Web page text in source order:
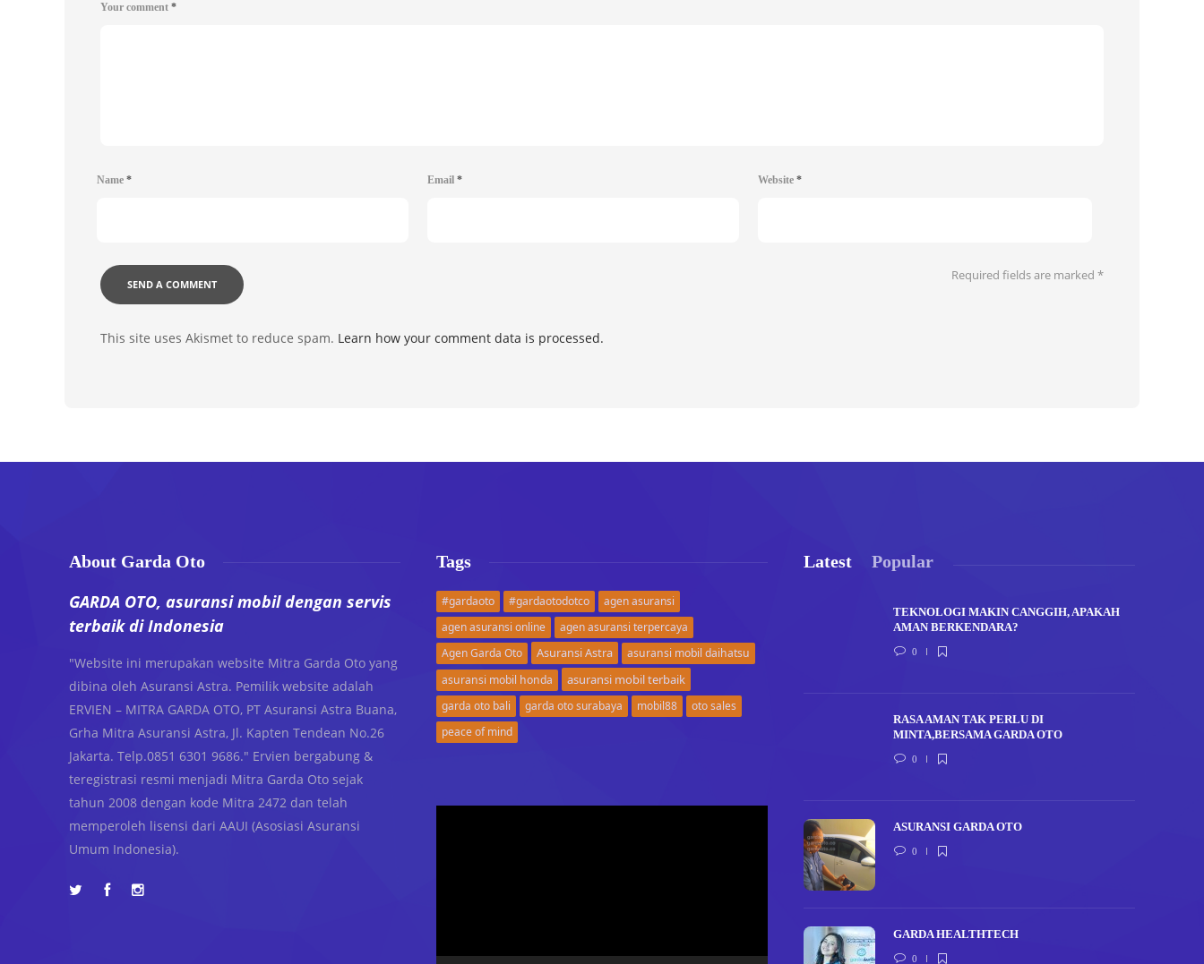
Your comment *
Name * Email * Website *
Required fields are marked *
This site uses Akismet to reduce spam. Learn how your comment data is processed.
About Garda Oto
GARDA OTO, asuransi mobil dengan servis
terbaik di Indonesia
"Website ini merupakan website Mitra Garda Oto yang
dibina oleh Asuransi Astra. Pemilik website adalah
ERVIEN – MITRA GARDA OTO, PT Asuransi Astra Buana,
Grha Mitra Asuransi Astra, Jl. Kapten Tendean No.26
Jakarta. Telp.0851 6301 9686." Ervien bergabung &
teregistrasi resmi menjadi Mitra Garda Oto sejak
tahun 2008 dengan kode Mitra 2472 dan telah
memperoleh lisensi dari AAUI (Asosiasi Asuransi
Umum Indonesia).
Tags
#gardaoto #gardaotodotco
agen asuransi
agen asuransi online
agen asuransi terpercaya
Agen Garda Oto
Asuransi Astra
asuransi mobil daihatsu
asuransi mobil honda
asuransi mobil terbaik
garda oto bali garda oto surabaya mobil88
oto sales
peace of mind
Latest Popular
TEKNOLOGI MAKIN CANGGIH, APAKAH
AMAN BERKENDARA?
0
RASA AMAN TAK PERLU DI
MINTA,BERSAMA GARDA OTO
0
ASURANSI GARDA OTO
0
GARDA HEALTHTECH
0